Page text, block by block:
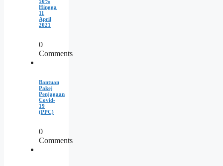
Hingga
11
April
2021
0
Comments
Bantuan
Pakej
Penjagaan
Covid-
19
(PPC)
0
Comments